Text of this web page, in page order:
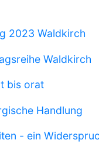
2023 Waldkirch
Waldkirch
bis orat
Handlung
- ein